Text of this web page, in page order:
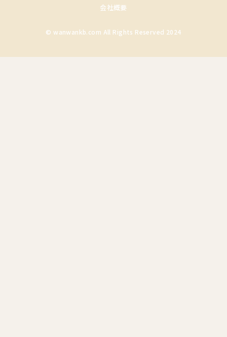
会社概要
© wanwankb.com All Rights Reserved 2024